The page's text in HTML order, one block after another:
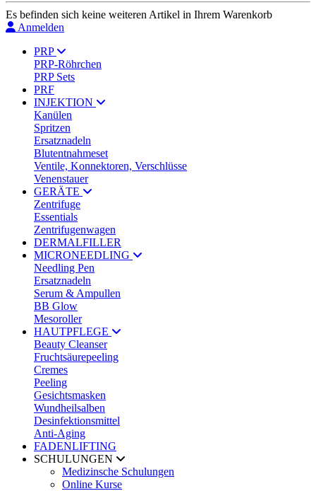
Es befinden sich keine weiteren Artikel in Ihrem Warenkorb
Anmelden
PRP
PRP-Röhrchen
PRP Sets
PRF
INJEKTION
Kanülen
Spritzen
Ersatznadeln
Blutentnahmeset
Ventile, Konnektoren, Verschlüsse
Venenstauer
GERÄTE
Zentrifuge
Essentials
Zentrifugenwagen
DERMALFILLER
MICRONEEDLING
Needling Pen
Ersatznadeln
Serum & Ampullen
BB Glow
Mesoroller
HAUTPFLEGE
Beauty Cleanser
Fruchtsäurepeeling
Cremes
Peeling
Gesichtsmasken
Wundheilsalben
Desinfektionsmittel
Anti-Aging
FADENLIFTING
SCHULUNGEN
Medizinsche Schulungen
Online Kurse